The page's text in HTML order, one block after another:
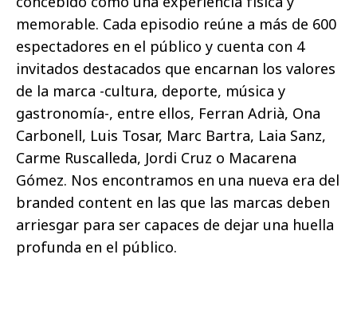
memorable. Cada episodio reúne a más de 600
espectadores en el público y cuenta con 4
invitados destacados que encarnan los valores
de la marca -cultura, deporte, música y
gastronomía-, entre ellos, Ferran Adrià, Ona
Carbonell, Luis Tosar, Marc Bartra, Laia Sanz,
Carme Ruscalleda, Jordi Cruz o Macarena
Gómez. Nos encontramos en una nueva era del
branded content en las que las marcas deben
arriesgar para ser capaces de dejar una huella
profunda en el público.